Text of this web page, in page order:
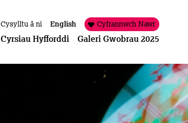
Cyrsiau Hyfforddi Galeri Gwobrau 2025
Cysylltu â ni English Cyfrannwch Nawr